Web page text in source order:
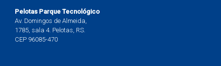
Pelotas Parque Tecnológico
Av. Domingos de Almeida,
1785, sala 4. Pelotas, RS.
CEP 96085-470